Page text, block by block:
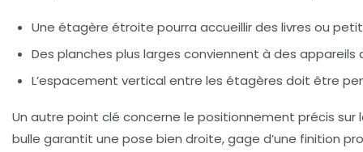
Une étagère étroite pourra accueillir des livres ou
Des planches plus larges conviennent à des
L’espacement vertical entre les étagères doit être
Un autre point clé concerne le positionnement précis
bulle garantit une pose bien droite, gage d’une finition